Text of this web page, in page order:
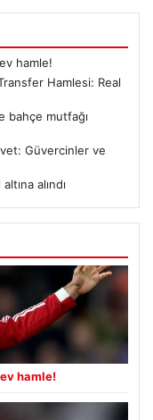
hamle!
Hamlesi: Real
bahçe mutfağı
Güvercinler ve
alındı
hamle!